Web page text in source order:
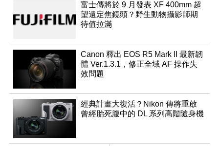
富士傳將於 9 月發表 XF 400mm 超
望遠定焦鏡頭？野生動物攝影師期
待值拉滿
Canon 釋出 EOS R5 Mark II 最新韌
體 Ver.1.3.1，修正全域 AF 操作失
效問題
經典計畫大復活？Nikon 傳將重啟
曾經胎死腹中的 DL 系列高階隨身機